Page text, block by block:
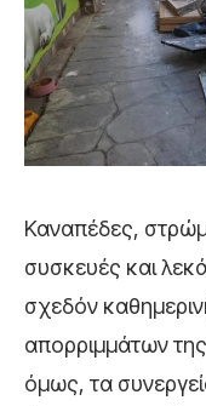
Καναπέδες,
συσκευές και
σχεδόν
απορριμμάτων
όμως, τα